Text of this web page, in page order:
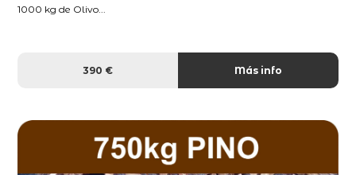
1000 kg de Olivo...
390 € Más info